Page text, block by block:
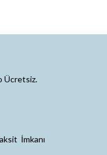
Ücretsiz.
İmkanı